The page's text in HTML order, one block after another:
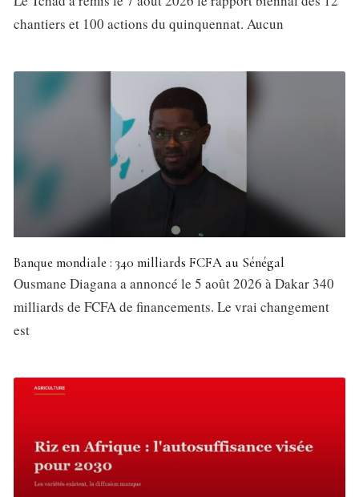
chantiers et 100 actions du quinquennat. Aucun
Banque mondiale : 340 milliards FCFA au Sénégal
Ousmane Diagana a annoncé le 5 août 2026 à Dakar 340
milliards de FCFA de financements. Le vrai changement
est